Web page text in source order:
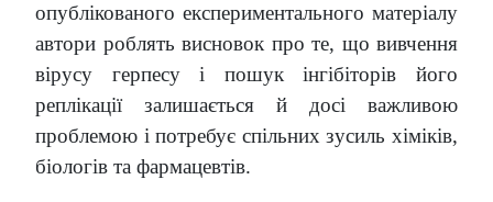
опублікованого експериментального матеріалу
автори роблять висновок про те, що вивчення
вірусу герпесу і пошук інгібіторів його
реплікації залишається й досі важливою
проблемою і потребує спільних зусиль хіміків,
біологів та фармацевтів.